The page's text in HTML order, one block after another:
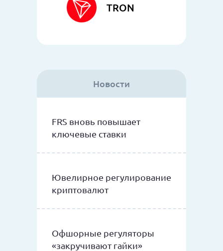
TRON
Новости
FRS вновь повышает
ключевые ставки
Ювелирное регулирование
криптовалют
Офшорные регуляторы
«закручивают гайки»